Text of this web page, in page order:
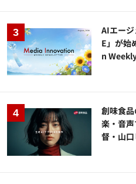
AIエー
E」が始
n
創味食
楽・音
督・山